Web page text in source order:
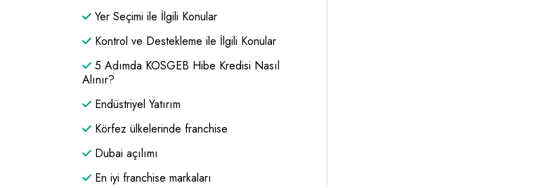
Yer Seçimi ile İlgili Konular
Kontrol ve Destekleme ile İlgili Konular
5 Adımda KOSGEB Hibe Kredisi Nasıl
Alınır?
Endüstriyel Yatırım
Körfez ülkelerinde franchise
Dubai açılımı
En iyi franchise markaları